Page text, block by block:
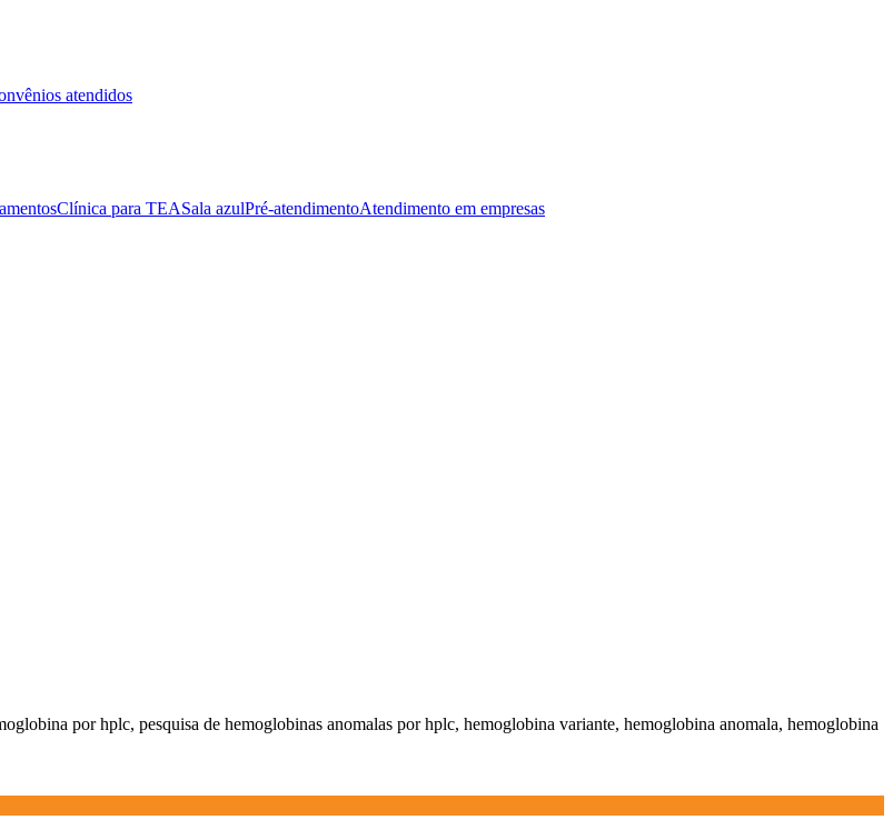
atendidos
Clínica para TEASala azulPré-atendimentoAtendimento em empresas
por hplc, pesquisa de hemoglobinas anomalas por hplc, hemoglobina variante, hemoglobina anomala, hemoglobina